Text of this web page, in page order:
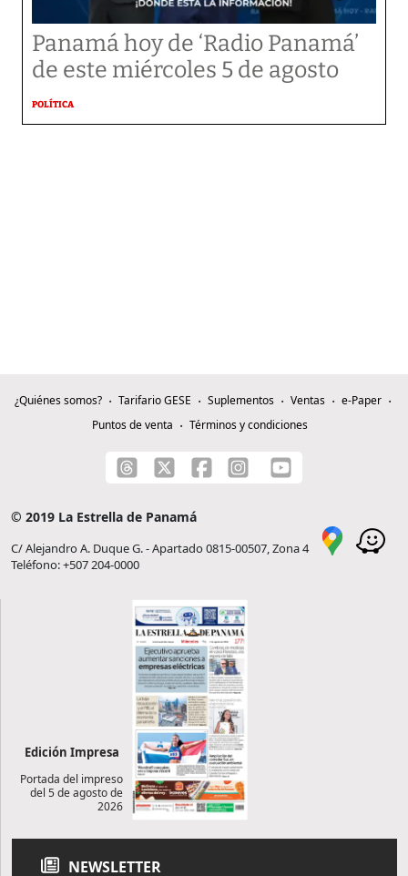
Panamá hoy de ‘Radio Panamá’
de este miércoles 5 de agosto
POLÍTICA
¿Quiénes somos? Tarifario GESE Suplementos Ventas
e-Paper
Puntos de venta
Términos y condiciones
© 2019 La Estrella de Panamá
C/ Alejandro A. Duque G. - Apartado 0815-00507, Zona 4
Teléfono: +507 204-0000
Edición Impresa
Portada del impreso
del 5 de agosto de
2026
NEWSLETTER